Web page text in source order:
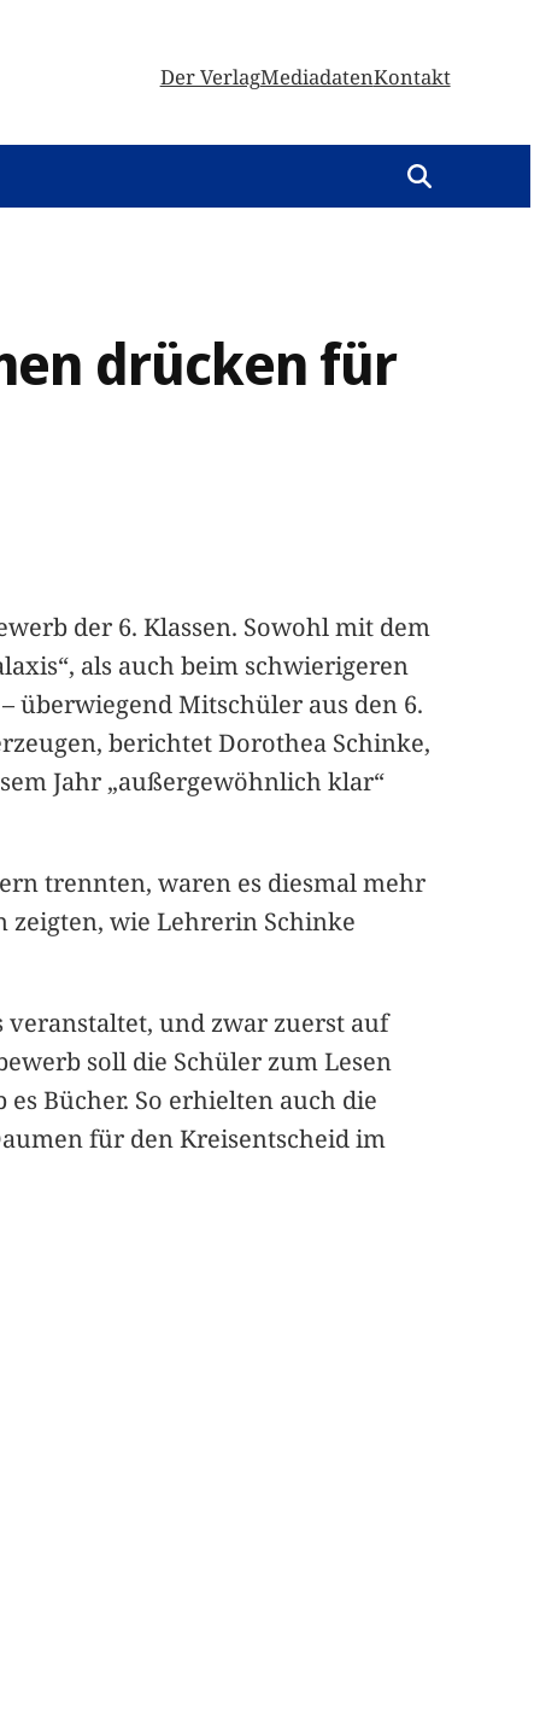
Der VerlagMediadatenKontakt
drücken für
der 6. Klassen. Sowohl mit dem
als auch beim schwierigeren
überwiegend Mitschüler aus den 6.
berichtet Dorothea Schinke,
Jahr „außergewöhnlich klar“
trennten, waren es diesmal mehr
zeigten, wie Lehrerin Schinke
veranstaltet, und zwar zuerst auf
soll die Schüler zum Lesen
Bücher. So erhielten auch die
für den Kreisentscheid im